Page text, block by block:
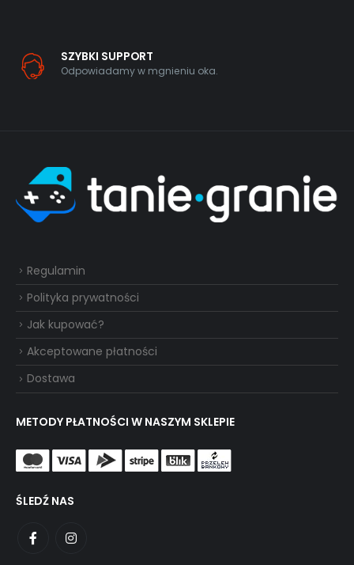
SZYBKI SUPPORT
Odpowiadamy w mgnieniu oka.
Regulamin
Polityka prywatności
Jak kupować?
Akceptowane płatności
Dostawa
METODY PŁATNOŚCI W NASZYM SKLEPIE
ŚLEDŹ NAS